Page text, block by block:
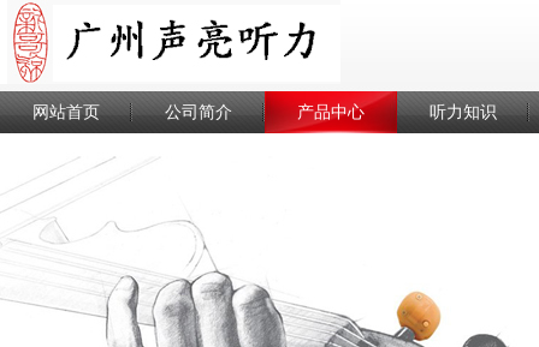
网站首页 公司简介 产品中心 听力知识